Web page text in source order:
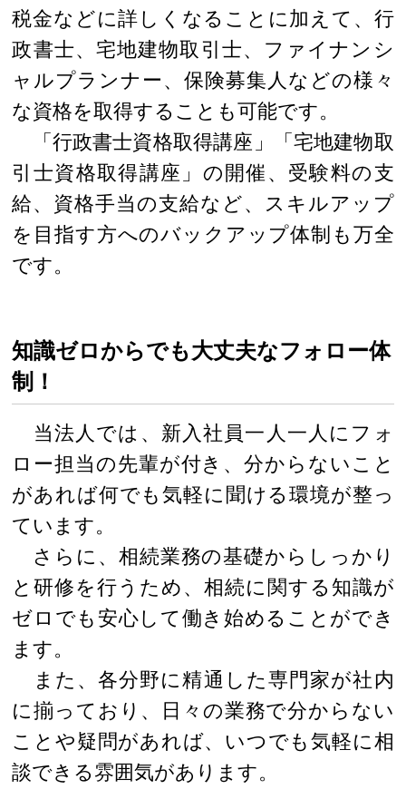
税金などに詳しくなることに加えて、行
政書士、宅地建物取引士、ファイナンシ
ャルプランナー、保険募集人などの様々
な資格を取得することも可能です。
「行政書士資格取得講座」「宅地建物取
引士資格取得講座」の開催、受験料の支
給、資格手当の支給など、スキルアップ
を目指す方へのバックアップ体制も万全
です。
知識ゼロからでも大丈夫なフォロー体
制！
当法人では、新入社員一人一人にフォ
ロー担当の先輩が付き、分からないこと
があれば何でも気軽に聞ける環境が整っ
ています。
さらに、相続業務の基礎からしっかり
と研修を行うため、相続に関する知識が
ゼロでも安心して働き始めることができ
ます。
また、各分野に精通した専門家が社内
に揃っており、日々の業務で分からない
ことや疑問があれば、いつでも気軽に相
談できる雰囲気があります。